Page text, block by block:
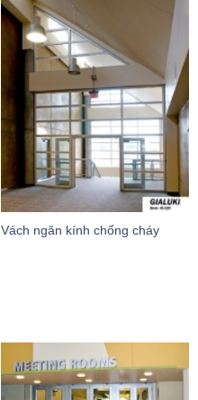
Vách ngăn kính chống cháy